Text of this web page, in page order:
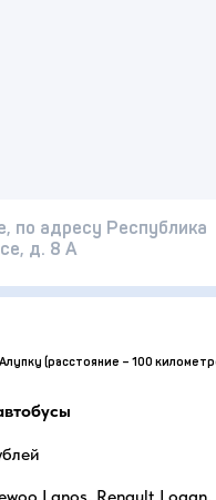
по адресу Республика
д. 8 А
(расстояние – 100